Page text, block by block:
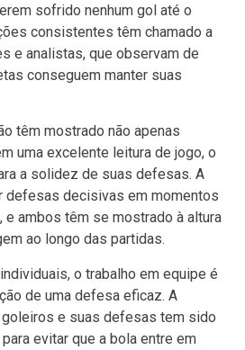
sofrido nenhum gol até o
consistentes têm chamado a
e analistas, que observam de
conseguem manter suas
têm mostrado não apenas
uma excelente leitura de jogo, o
a solidez de suas defesas. A
defesas decisivas em momentos
e ambos têm se mostrado à altura
ao longo das partidas.
o trabalho em equipe é
de uma defesa eficaz. A
e suas defesas tem sido
evitar que a bola entre em